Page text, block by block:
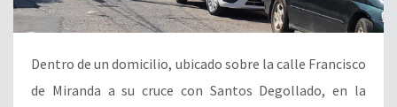
Dentro de un domicilio, ubicado sobre la calle Francisco
de Miranda a su cruce con Santos Degollado, en la